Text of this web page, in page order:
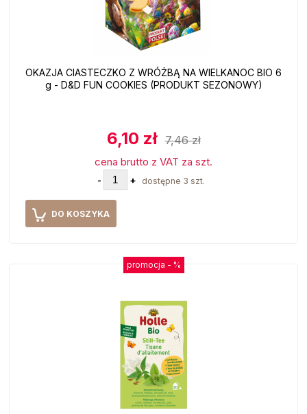
OKAZJA CIASTECZKO Z WRÓŻBĄ NA WIELKANOC BIO 6
g - D&D FUN COOKIES (PRODUKT SEZONOWY)
6,10 zł 7,46 zł
cena brutto z VAT za szt.
- + dostępne 3 szt.
DO KOSZYKA
promocja - %